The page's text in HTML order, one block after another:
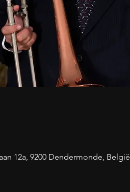
12a, 9200 Dendermonde, België